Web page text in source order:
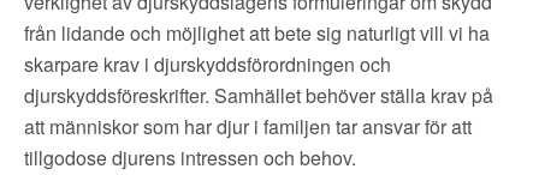
från lidande och möjlighet att bete sig naturligt vill vi ha
skarpare krav i djurskyddsförordningen och
djurskyddsföreskrifter. Samhället behöver ställa krav på
att människor som har djur i familjen tar ansvar för att
tillgodose djurens intressen och behov.